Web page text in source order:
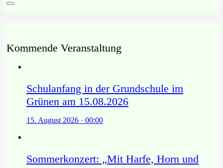
Kommende Veranstaltung
Schulanfang in der Grundschule im
Grünen am 15.08.2026
15. August 2026 · 00:00
Sommerkonzert: „Mit Harfe, Horn und